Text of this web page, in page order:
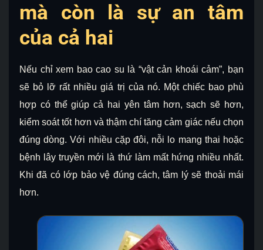
mà còn là sự an tâm
của cả hai
Nếu chỉ xem bao cao su là “vật cản khoái cảm”, bạn
sẽ bỏ lỡ rất nhiều giá trị của nó. Một chiếc bao phù
hợp có thể giúp cả hai yên tâm hơn, sạch sẽ hơn,
kiểm soát tốt hơn và thậm chí tăng cảm giác nếu chọn
đúng dòng. Với nhiều cặp đôi, nỗi lo mang thai hoặc
bệnh lây truyền mới là thứ làm mất hứng nhiều nhất.
Khi đã có lớp bảo vệ đúng cách, tâm lý sẽ thoải mái
hơn.